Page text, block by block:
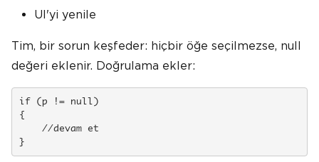
UI'yi yenile
Tim, bir sorun keşfeder: hiçbir öğe seçilmezse, null
değeri eklenir. Doğrulama ekler:
if (p != null)
{
}